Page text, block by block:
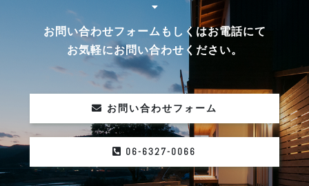
お問い合わせフォームもしくはお電話にて
お気軽にお問い合わせください。
お問い合わせフォーム
06-6327-0066